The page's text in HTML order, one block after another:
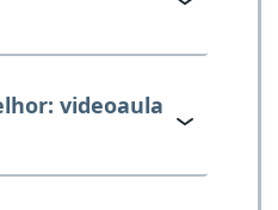
videoaula